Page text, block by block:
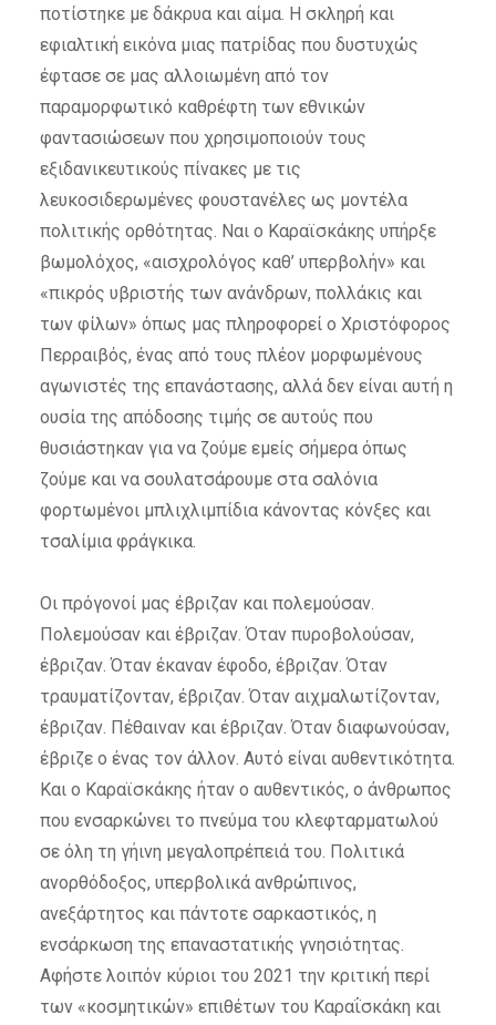
ποτίστηκε με δάκρυα και αίμα. Η σκληρή και
εφιαλτική εικόνα μιας πατρίδας που δυστυχώς
έφτασε σε μας αλλοιωμένη από τον
παραμορφωτικό καθρέφτη των εθνικών
φαντασιώσεων που χρησιμοποιούν τους
εξιδανικευτικούς πίνακες με τις
λευκοσιδερωμένες φουστανέλες ως μοντέλα
πολιτικής ορθότητας. Ναι ο Καραϊσκάκης υπήρξε
βωμολόχος, «αισχρολόγος καθ’ υπερβολήν» και
«πικρός υβριστής των ανάνδρων, πολλάκις και
των φίλων» όπως μας πληροφορεί ο Χριστόφορος
Περραιβός, ένας από τους πλέον μορφωμένους
αγωνιστές της επανάστασης, αλλά δεν είναι αυτή η
ουσία της απόδοσης τιμής σε αυτούς που
θυσιάστηκαν για να ζούμε εμείς σήμερα όπως
ζούμε και να σουλατσάρουμε στα σαλόνια
φορτωμένοι μπλιχλιμπίδια κάνοντας κόνξες και
τσαλίμια φράγκικα.
Οι πρόγονοί μας έβριζαν και πολεμούσαν.
Πολεμούσαν και έβριζαν. Όταν πυροβολούσαν,
έβριζαν. Όταν έκαναν έφοδο, έβριζαν. Όταν
τραυματίζονταν, έβριζαν. Όταν αιχμαλωτίζονταν,
έβριζαν. Πέθαιναν και έβριζαν. Όταν διαφωνούσαν,
έβριζε ο ένας τον άλλον. Αυτό είναι αυθεντικότητα.
Και ο Καραϊσκάκης ήταν ο αυθεντικός, ο άνθρωπος
που ενσαρκώνει το πνεύμα του κλεφταρματωλού
σε όλη τη γήινη μεγαλοπρέπειά του. Πολιτικά
ανορθόδοξος, υπερβολικά ανθρώπινος,
ανεξάρτητος και πάντοτε σαρκαστικός, η
ενσάρκωση της επαναστατικής γνησιότητας.
Αφήστε λοιπόν κύριοι του 2021 την κριτική περί
των «κοσμητικών» επιθέτων του Καραΐσκάκη και